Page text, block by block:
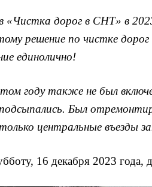
дорог в СНТ» в 2023
решение по чистке
единолично!
году также не был
Был
центральные въезды
16 декабря 2023